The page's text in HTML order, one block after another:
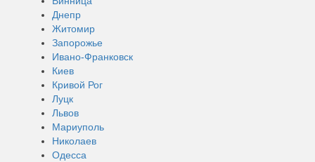
Днепр
Житомир
Запорожье
Ивано-Франковск
Киев
Кривой Рог
Луцк
Львов
Мариуполь
Николаев
Одесса